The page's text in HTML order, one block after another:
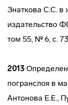
Знаткова С.С. в
издательство
том 55, № 6, с.
2013
погранслоя в
Антонова Е.Е.,